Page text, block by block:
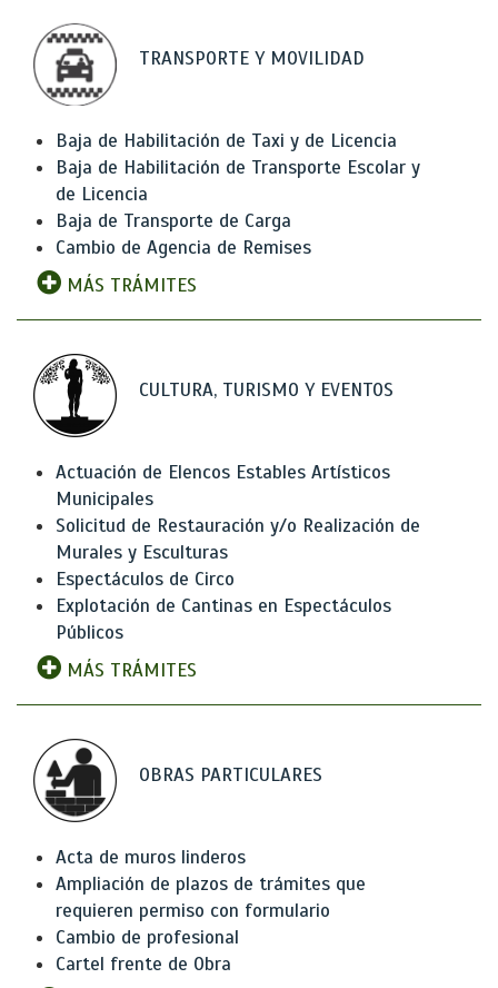
TRANSPORTE Y MOVILIDAD
Baja de Habilitación de Taxi y de Licencia
Baja de Habilitación de Transporte Escolar y
de Licencia
Baja de Transporte de Carga
Cambio de Agencia de Remises
MÁS TRÁMITES
CULTURA, TURISMO Y EVENTOS
Actuación de Elencos Estables Artísticos
Municipales
Solicitud de Restauración y/o Realización de
Murales y Esculturas
Espectáculos de Circo
Explotación de Cantinas en Espectáculos
Públicos
MÁS TRÁMITES
OBRAS PARTICULARES
Acta de muros linderos
Ampliación de plazos de trámites que
requieren permiso con formulario
Cambio de profesional
Cartel frente de Obra